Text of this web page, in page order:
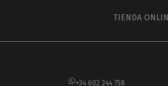
TIENDA
+34 602 244 758